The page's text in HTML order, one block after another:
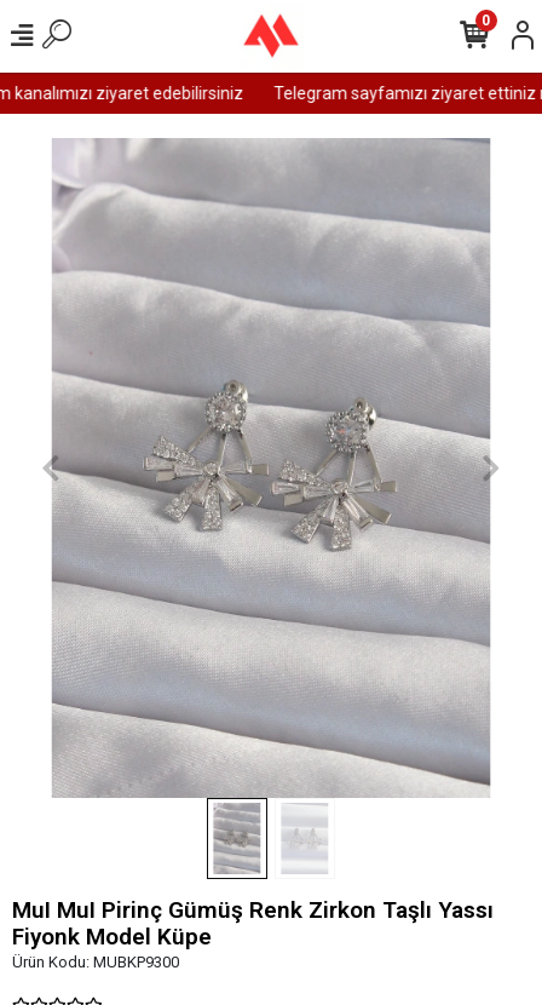
ziyaret edebilirsiniz Telegram sayfamızı ziyaret ettiniz
0
MuI MuI Pirinç Gümüş Renk Zirkon Taşlı Yassı
Fiyonk Model Küpe
Ürün Kodu: MUBKP9300